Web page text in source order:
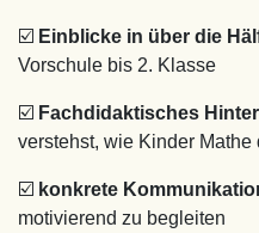
☑️ Einblicke in über die
Vorschule bis 2. Klasse
☑️ Fachdidaktisches
verstehst, wie Kinder Mathe
☑️ konkrete
motivierend zu begleiten